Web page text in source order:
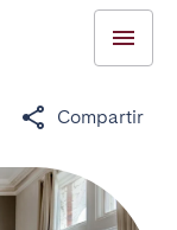
Compartir